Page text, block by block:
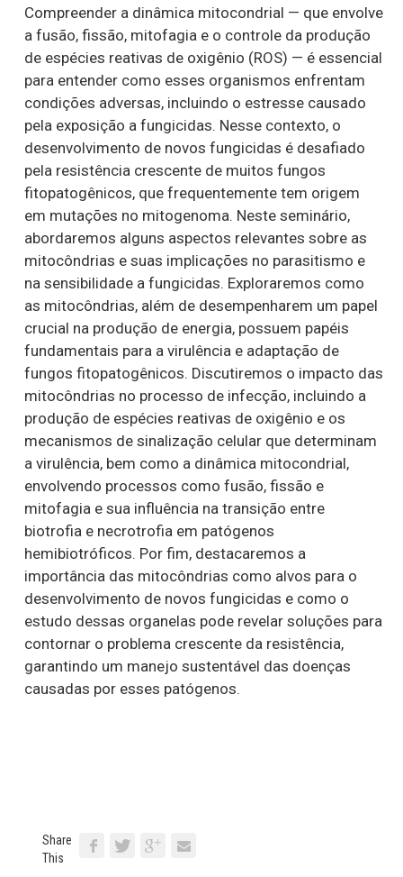
Compreender a dinâmica mitocondrial — que envolve
a fusão, fissão, mitofagia e o controle da produção
de espécies reativas de oxigênio (ROS) — é essencial
para entender como esses organismos enfrentam
condições adversas, incluindo o estresse causado
pela exposição a fungicidas. Nesse contexto, o
desenvolvimento de novos fungicidas é desafiado
pela resistência crescente de muitos fungos
fitopatogênicos, que frequentemente tem origem
em mutações no mitogenoma. Neste seminário,
abordaremos alguns aspectos relevantes sobre as
mitocôndrias e suas implicações no parasitismo e
na sensibilidade a fungicidas. Exploraremos como
as mitocôndrias, além de desempenharem um papel
crucial na produção de energia, possuem papéis
fundamentais para a virulência e adaptação de
fungos fitopatogênicos. Discutiremos o impacto das
mitocôndrias no processo de infecção, incluindo a
produção de espécies reativas de oxigênio e os
mecanismos de sinalização celular que determinam
a virulência, bem como a dinâmica mitocondrial,
envolvendo processos como fusão, fissão e
mitofagia e sua influência na transição entre
biotrofia e necrotrofia em patógenos
hemibiotróficos. Por fim, destacaremos a
importância das mitocôndrias como alvos para o
desenvolvimento de novos fungicidas e como o
estudo dessas organelas pode revelar soluções para
contornar o problema crescente da resistência,
garantindo um manejo sustentável das doenças
causadas por esses patógenos.
Share
This